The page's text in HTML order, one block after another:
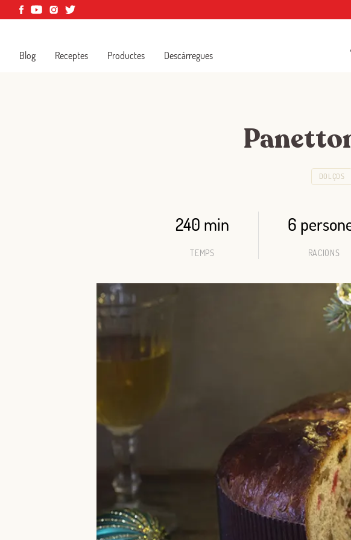
Blog Receptes Productes Descàrregues
DOLÇOS
240 min
TEMPS
6
RACIONS